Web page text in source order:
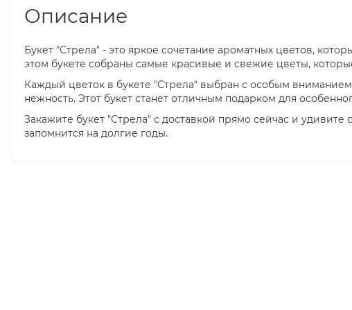
Описание
Букет "Стрела" - это яркое сочетание ароматных цветов,
этом букете собраны самые красивые и свежие цветы,
Каждый цветок в букете "Стрела" выбран с особым
нежность. Этот букет станет отличным подарком для
Закажите букет "Стрела" с доставкой прямо сейчас и
запомнится на долгие годы.